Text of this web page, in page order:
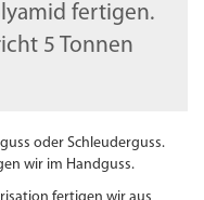
fertigen.
5 Tonnen
oder Schleuder­guss.
wir im Handguss.